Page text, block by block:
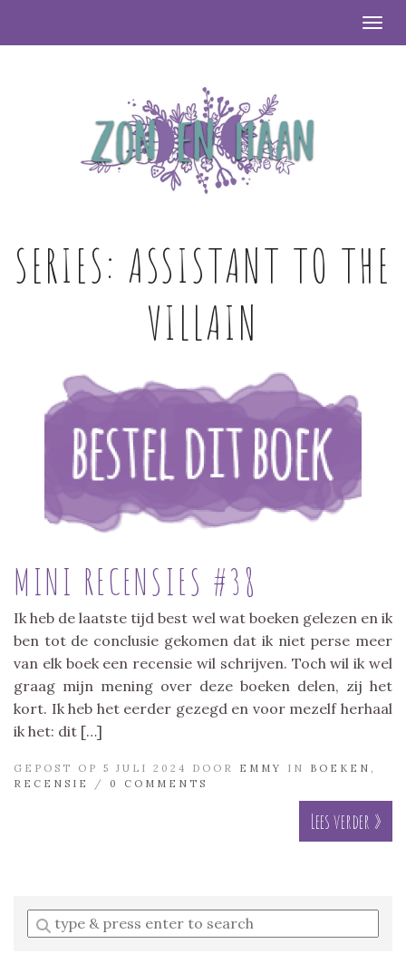
SERIES: ASSISTANT TO THE
VILLAIN
MINI RECENSIES #38
Ik heb de laatste tijd best wel wat boeken gelezen en ik
ben tot de conclusie gekomen dat ik niet perse meer
van elk boek een recensie wil schrijven. Toch wil ik wel
graag mijn mening over deze boeken delen, zij het
kort. Ik heb het eerder gezegd en voor mezelf herhaal
ik het: dit […]
GEPOST OP 5 JULI 2024 DOOR EMMY IN BOEKEN
RECENSIE
/ 0 COMMENTS
Lees verder »
Enter
a